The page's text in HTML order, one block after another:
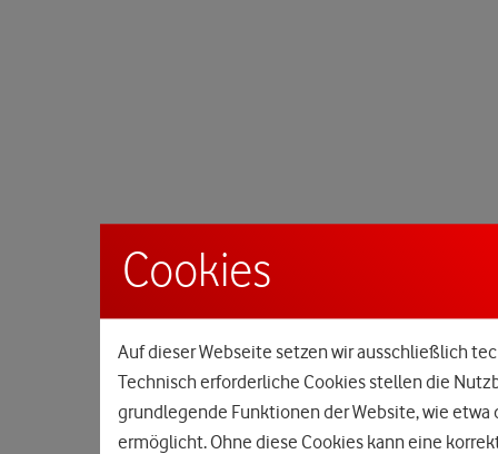
Cookies
Auf dieser Webseite setzen wir ausschließlich
Technisch erforderliche Cookies stellen die
grundlegende Funktionen der Website, wie
ermöglicht. Ohne diese Cookies kann eine